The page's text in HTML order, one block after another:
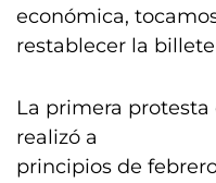
económica,
restablecer la
La primera protesta
realizó a
principios de